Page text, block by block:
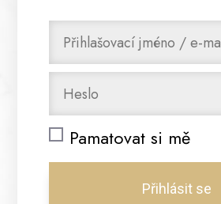
Pamatovat si mě
Přihlásit se